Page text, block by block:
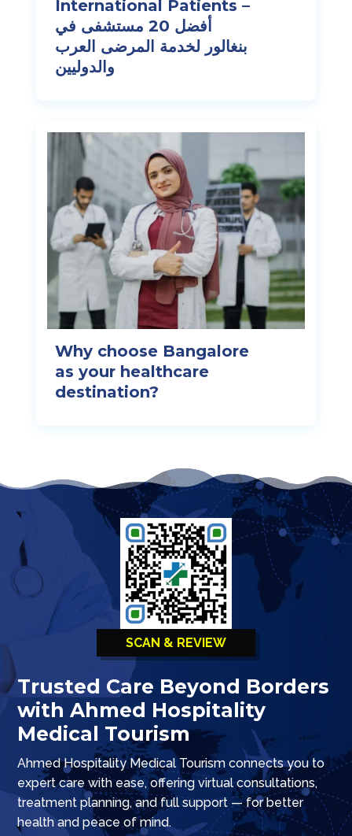
International Patients –
أفضل 20 مستشفى في
بنغالور لخدمة المرضى العرب
والدوليين
Why choose Bangalore
as your healthcare
destination?
SCAN & REVIEW
Trusted Care Beyond Borders
with Ahmed Hospitality
Medical Tourism
Ahmed Hospitality Medical Tourism connects you to
expert care with ease, offering virtual consultations,
treatment planning, and full support — for better
health and peace of mind.